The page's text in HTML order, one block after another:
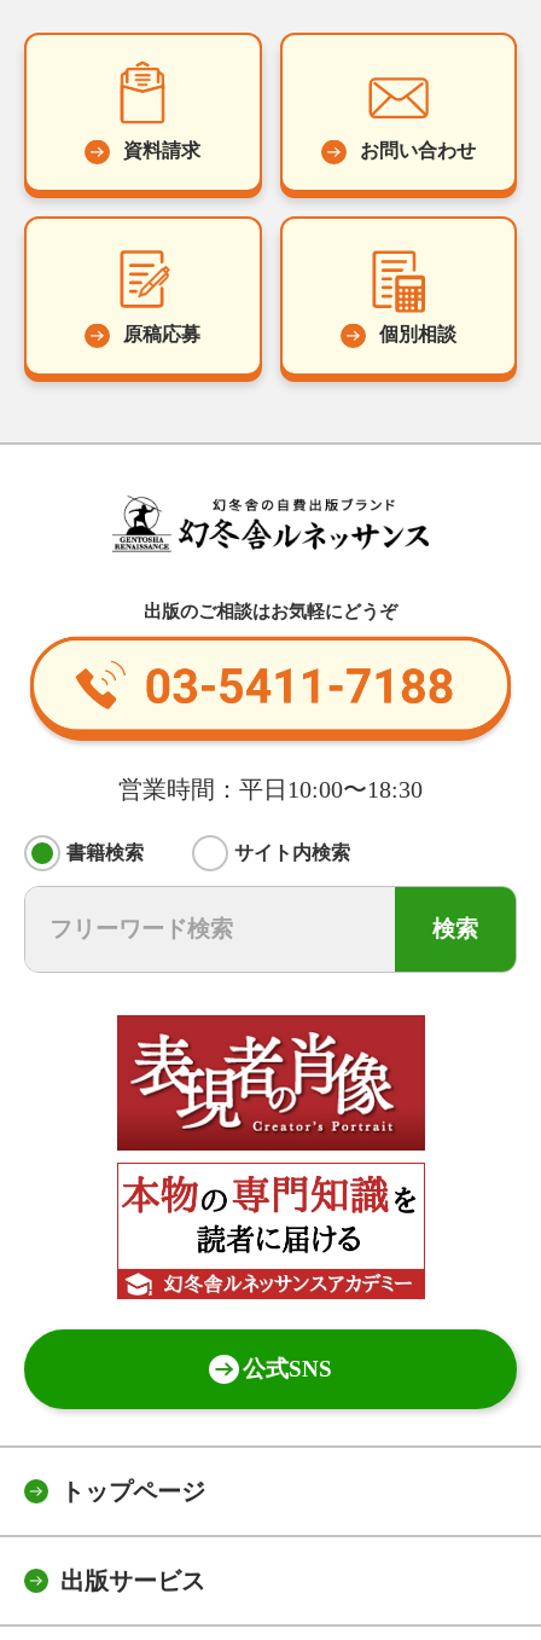
資料請求 お問い合わせ
原稿応募 個別相談
出版のご相談はお気軽にどうぞ
営業時間：平日10:00〜18:30
書籍検索 サイト内検索
検索
公式SNS
トップページ
出版サービス